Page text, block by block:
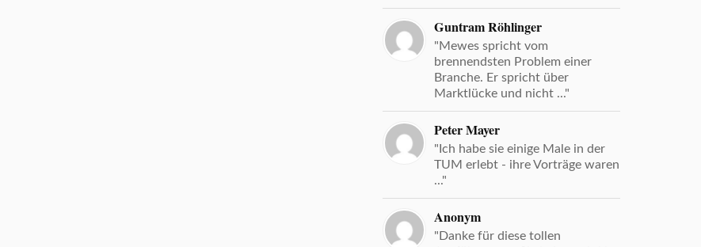
Guntram Röhlinger
"Mewes spricht vom
brennendsten Problem einer
Branche. Er spricht über
Marktlücke und nicht ..."
Peter Mayer
"Ich habe sie einige Male in der
TUM erlebt - ihre Vorträge waren
..."
Anonym
"Danke für diese tollen